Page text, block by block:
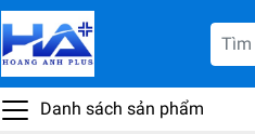
Danh sách sản phẩm